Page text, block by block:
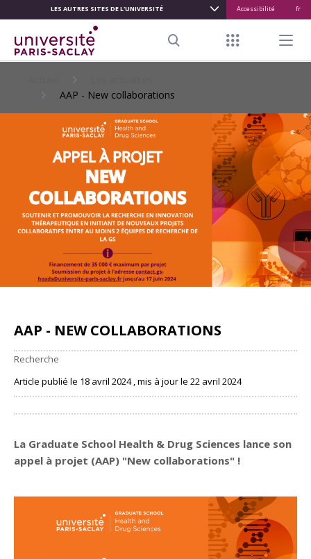
CONTENU
PRINCIPAL
LES AUTRES SITES DE L'UNIVERSITÉ Accessibilité fr
Menu Menu
AAP - New collaborations
AAP - NEW COLLABORATIONS
Recherche
Article publié le 18 avril 2024 , mis à jour le 22 avril 2024
La Graduate School Health & Drug Sciences lance son
appel à projet (AAP) "New collaborations" !